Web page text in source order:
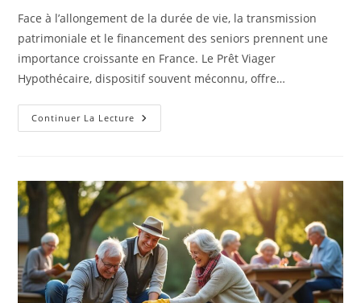
la
publication :
Face à l’allongement de la durée de vie, la transmission
patrimoniale et le financement des seniors prennent une
importance croissante en France. Le Prêt Viager
Hypothécaire, dispositif souvent méconnu, offre…
Continuer La Lecture L’histoire
Du